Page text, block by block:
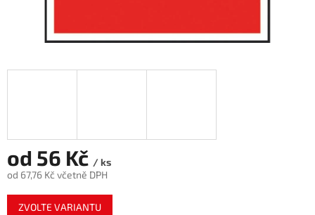
od 56 Kč / ks
od 67,76 Kč včetně DPH
Měrná
cena:
ZVOLTE VARIANTU